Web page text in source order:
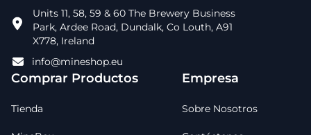
Units 11, 58, 59 & 60 The Brewery Business
Park, Ardee Road, Dundalk, Co Louth, A91
X778, Ireland
info@mineshop.eu
Comprar Productos
Tienda
Empresa
Sobre Nosotros